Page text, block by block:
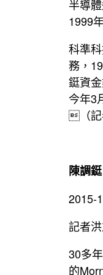
半導
1999
科準
務，
鋌資
今年3
（記
陳調
2015-
記者
30多
的